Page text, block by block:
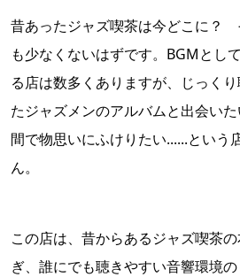
昔あったジャズ喫茶は今どこに？
も少なくないはずです。BGMとし
る店は数多くありますが、じっく
たジャズメンのアルバムと出会い
間で物思いにふけりたい......という
ん。
この店は、昔からあるジャズ喫茶
ぎ、誰にでも聴きやすい音響環境